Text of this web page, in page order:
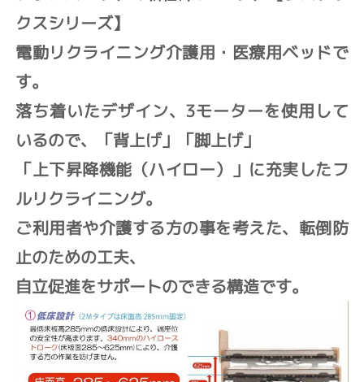
クスシリーズ】
電動リクライニング介護用・医療用ベッドで
す。
落ち着いたデザイン、3モーターを使用して
いるので、「背上げ」「脚上げ」
「上下昇降機能（ハイロー）」 に充実したフ
ルリクライニング。
ご利用者や介護する方の事を考えた、転倒防
止のための工夫、
自立促進をサポートのできる構造です。